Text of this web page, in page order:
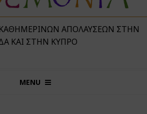
ΑΠΟΛΑΎΣΕΩΝ ΣΤΗΝ
ΚΑΙ ΣΤΗΝ ΚΎΠΡΟ
MENU